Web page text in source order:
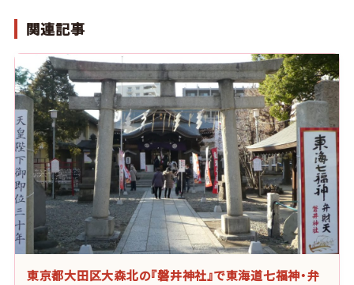
関連記事
東京都大田区大森北の『磐井神社』で東海道七福神・弁